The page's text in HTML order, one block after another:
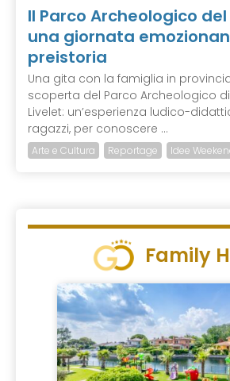
Il Parco Archeologico
una giornata
preistoria
Una gita con la famiglia in
scoperta del Parco Archeologico
Livelet: un’esperienza ludico-
ragazzi, per conoscere ...
Arte e Cultura Reportage Idee
Family